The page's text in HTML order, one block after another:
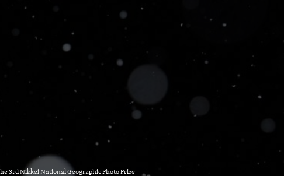
3rd Nikkei National Geographic Photo Prize